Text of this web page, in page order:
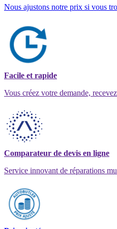
Nous ajustons notre prix si vous
Facile et rapide
Vous créez votre demande,
Comparateur de devis en ligne
Service innovant de réparations